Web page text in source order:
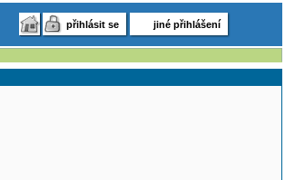
přihlásit se jiné přihlášení